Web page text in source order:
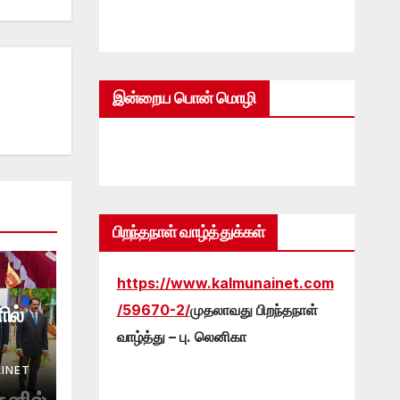
இன்றைய பொன் மொழி
பிறந்தநாள் வாழ்த்துக்கள்
https://www.kalmunainet.com
/59670-2/முதலாவது பிறந்தநாள்
வாழ்த்து – பு. லெனிகா